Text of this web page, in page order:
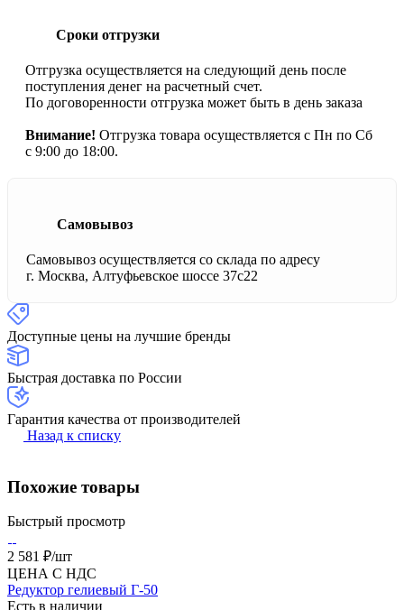
Сроки отгрузки
Отгрузка осуществляется на следующий день после
поступления денег на расчетный счет.
По договоренности отгрузка может быть в день заказа
Внимание! Отгрузка товара осуществляется с Пн по Сб
с 9:00 до 18:00.
Самовывоз
Самовывоз осуществляется со склада по адресу
г. Москва, Алтуфьевское шоссе 37с22
Доступные цены на лучшие бренды
Быстрая доставка по России
Гарантия качества от производителей
Назад к списку
Похожие товары
Быстрый просмотр
2 581 ₽/шт
ЦЕНА С НДС
Редуктор гелиевый Г-50
Есть в наличии